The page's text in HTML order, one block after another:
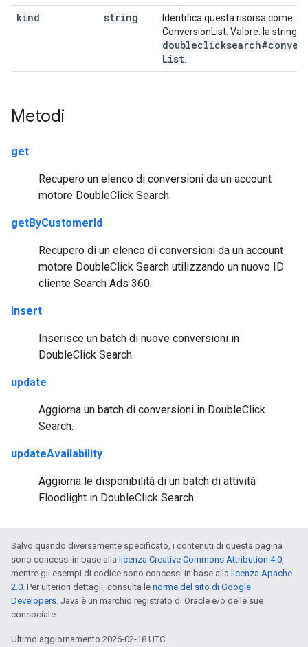
kind string
Identifica questa risorsa come
ConversionList. Valore: la stringa
List
Metodi
get
Recupero un elenco di conversioni da un account
motore DoubleClick Search.
getByCustomerId
Recupero di un elenco di conversioni da un account
motore DoubleClick Search utilizzando un nuovo ID
cliente Search Ads 360.
insert
Inserisce un batch di nuove conversioni in
DoubleClick Search.
update
Aggiorna un batch di conversioni in DoubleClick
Search.
updateAvailability
Aggiorna le disponibilità di un batch di attività
Floodlight in DoubleClick Search.
Salvo quando diversamente specificato, i contenuti di questa pagina
sono concessi in base alla licenza Creative Commons Attribution 4.0,
mentre gli esempi di codice sono concessi in base alla licenza Apache
2.0. Per ulteriori dettagli, consulta le norme del sito di Google
Developers. Java è un marchio registrato di Oracle e/o delle sue
consociate.
Ultimo aggiornamento 2026-02-18 UTC.